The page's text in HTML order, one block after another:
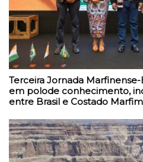
Terceira Jornada
em polode conhecimento,
entre Brasil e Costado Marfim